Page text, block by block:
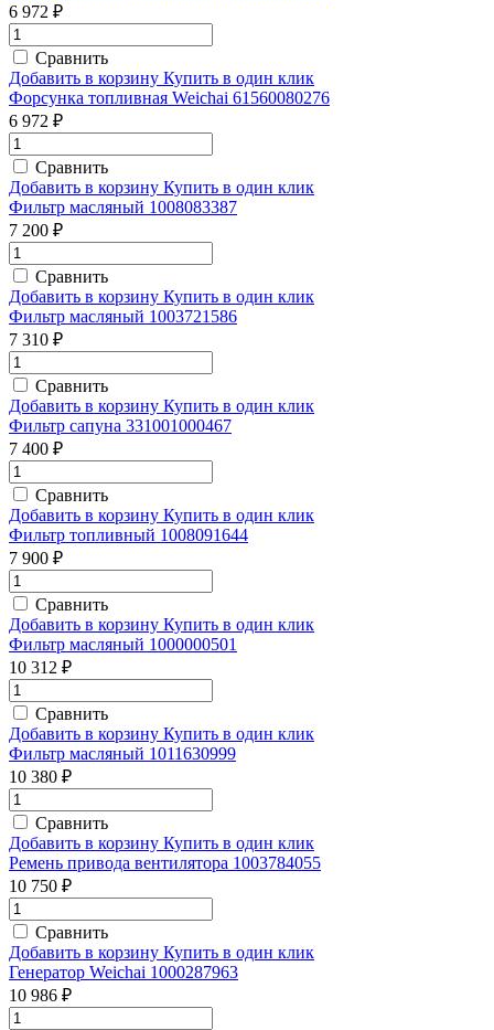
6 972 ₽
Сравнить
Добавить в корзину Купить в один клик
Форсунка топливная Weichai 61560080276
6 972 ₽
Сравнить
Добавить в корзину Купить в один клик
Фильтр масляный 1008083387
7 200 ₽
Сравнить
Добавить в корзину Купить в один клик
Фильтр масляный 1003721586
7 310 ₽
Сравнить
Добавить в корзину Купить в один клик
Фильтр сапуна 331001000467
7 400 ₽
Сравнить
Добавить в корзину Купить в один клик
Фильтр топливный 1008091644
7 900 ₽
Сравнить
Добавить в корзину Купить в один клик
Фильтр масляный 1000000501
10 312 ₽
Сравнить
Добавить в корзину Купить в один клик
Фильтр масляный 1011630999
10 380 ₽
Сравнить
Добавить в корзину Купить в один клик
Ремень привода вентилятора 1003784055
10 750 ₽
Сравнить
Добавить в корзину Купить в один клик
Генератор Weichai 1000287963
10 986 ₽